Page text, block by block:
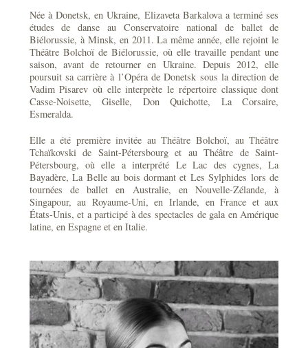
Née à Donetsk, en Ukraine, Elizaveta Barkalova a terminé ses
études de danse au Conservatoire national de ballet de
Biélorussie, à Minsk, en 2011. La même année, elle rejoint le
Théâtre Bolchoï de Biélorussie, où elle travaille pendant une
saison, avant de retourner en Ukraine. Depuis 2012, elle
poursuit sa carrière à l’Opéra de Donetsk sous la direction de
Vadim Pisarev où elle interprète le répertoire classique dont
Casse-Noisette, Giselle, Don Quichotte, La Corsaire,
Esmeralda.
Elle a été première invitée au Théâtre Bolchoï, au Théâtre
Tchaïkovski de Saint-Pétersbourg et au Théâtre de Saint-
Pétersbourg, où elle a interprété Le Lac des cygnes, La
Bayadère, La Belle au bois dormant et Les Sylphides lors de
tournées de ballet en Australie, en Nouvelle-Zélande, à
Singapour, au Royaume-Uni, en Irlande, en France et aux
États-Unis, et a participé à des spectacles de gala en Amérique
latine, en Espagne et en Italie.